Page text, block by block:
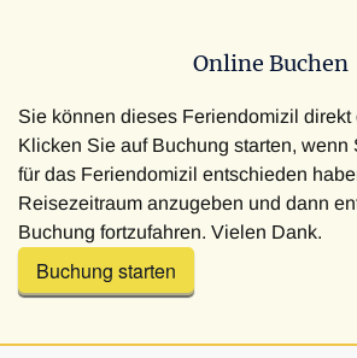
Online Buchen
Sie können dieses Feriendomizil direkt
Klicken Sie auf Buchung starten, wenn
für das Feriendomizil entschieden
Reisezeitraum anzugeben und dann
Buchung fortzufahren. Vielen Dank.
Buchung starten